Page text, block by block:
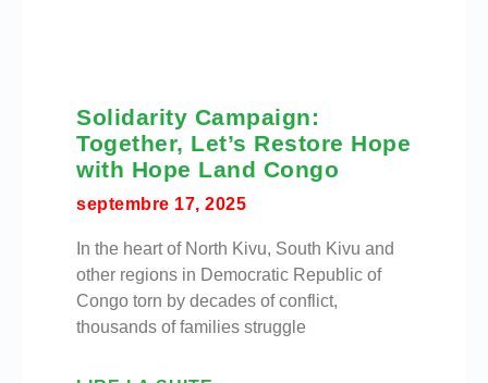
Solidarity Campaign:
Together, Let’s Restore Hope
with Hope Land Congo
septembre 17, 2025
In the heart of North Kivu, South Kivu and
other regions in Democratic Republic of
Congo torn by decades of conflict,
thousands of families struggle